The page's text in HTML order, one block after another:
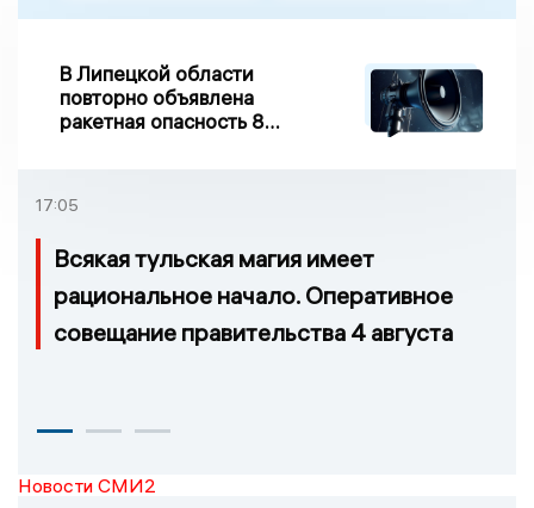
В Липецкой области
повторно объявлена
ракетная опасность 8
17:05
Всякая тульская магия имеет
рациональное начало. Оперативное
совещание правительства 4 августа
Новости СМИ2